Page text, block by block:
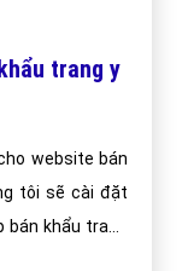
trang y
bán khẩu
cài đặt quảng
y tế một cách